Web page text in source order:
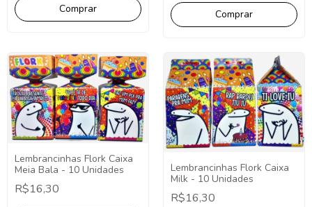
Lembrancinhas Flork Caixa
Meia Bala - 10 Unidades
R$16,30
Lembrancinhas Flork Caixa
Milk - 10 Unidades
R$16,30